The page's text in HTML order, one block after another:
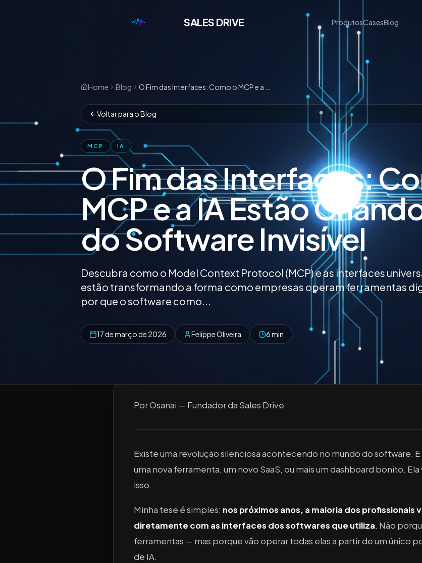
SALES DRIVE ProdutosCasesBlog
Home Blog
Voltar para o Blog
MCP IA
O Fim das Interfaces:
MCP e a IA Estão
do Software Invisível
Descubra como o Model Context Protocol (MCP) e as interfaces
estão transformando a forma como empresas operam ferramentas
por que o software como...
17 de março de 2026 Felippe Oliveira 6 min
Por Osanai — Fundador da Sales Drive
Existe uma revolução silenciosa acontecendo no mundo do software. E
uma nova ferramenta, um novo SaaS, ou mais um dashboard bonito. Ela
isso.
Minha tese é simples: nos próximos anos, a maioria dos profissionais
diretamente com as interfaces dos softwares que utiliza. Não
ferramentas — mas porque vão operar todas elas a partir de um único
de IA.